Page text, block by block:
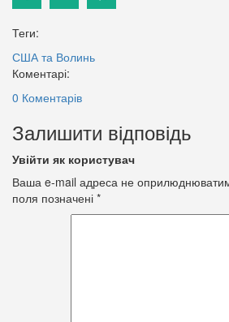
Теги:
США та Волинь
Коментарі:
0 Коментарів
Залишити відповідь
Увійти як користувач
Ваша e-mail адреса не
поля позначені *